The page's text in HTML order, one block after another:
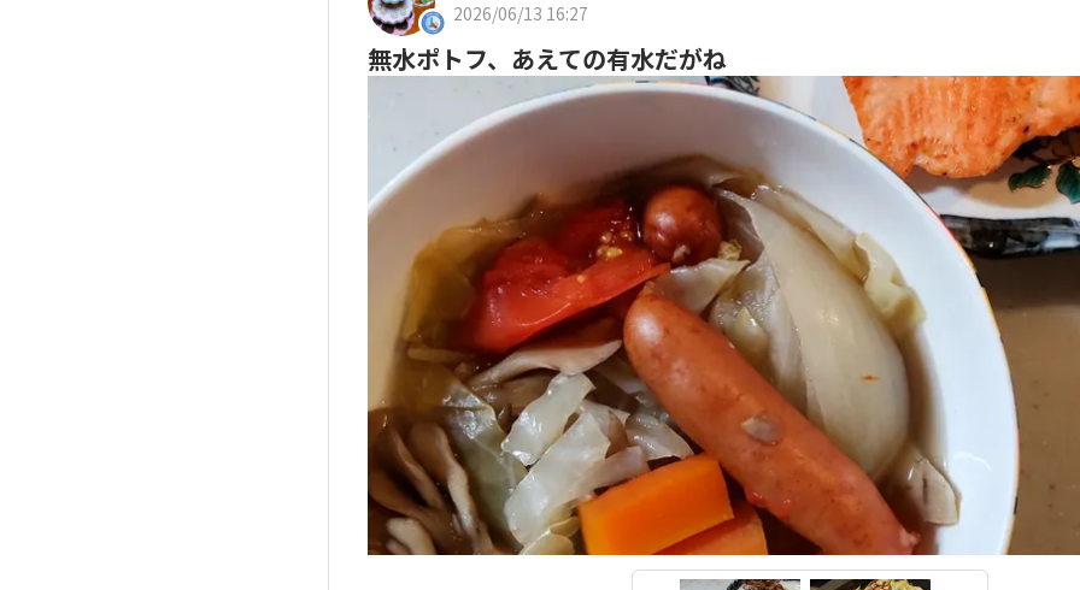
2026/06/13 16:27
無水ポトフ、あえての有水だがね